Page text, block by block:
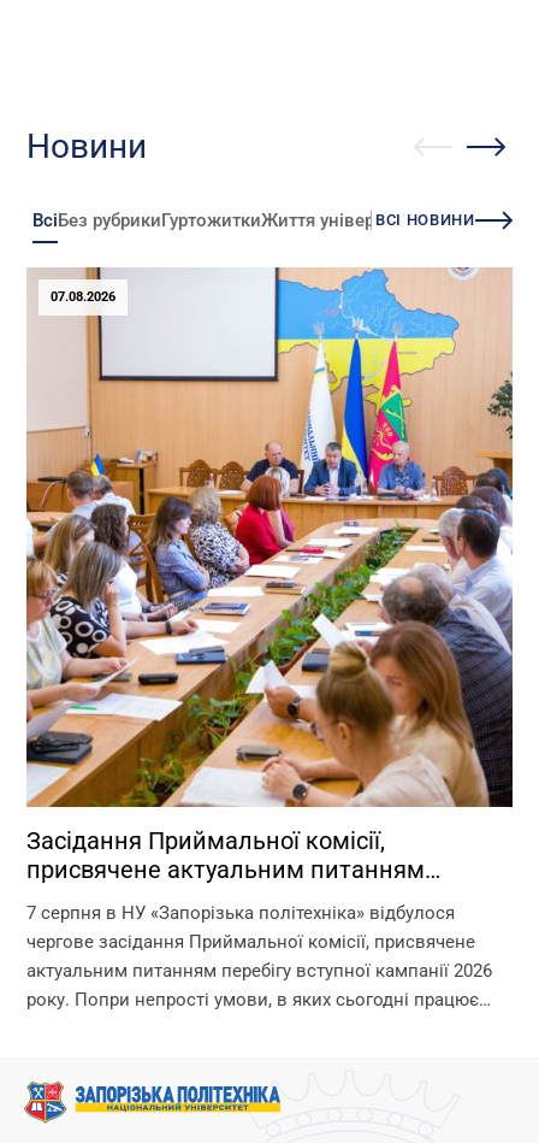
Новини
ВсіБез рубрикиГуртожиткиЖиття університетуЗміни
ВСІ НОВИНИ
07.08.2026
Засідання Приймальної комісії,
присвячене актуальним питанням
перебігу вступної кампанії 2026 року
7 серпня в НУ «Запорізька політехніка» відбулося
чергове засідання Приймальної комісії, присвячене
актуальним питанням перебігу вступної кампанії 2026
року. Попри непрості умови, в яких сьогодні працює